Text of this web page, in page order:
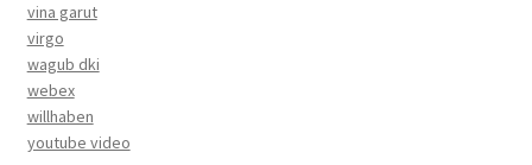
vina garut
virgo
wagub dki
webex
willhaben
youtube video